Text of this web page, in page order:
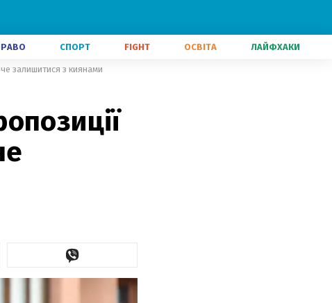
СПОРТ FIGHT ОСВІТА ЛАЙФХАКИ
залишитися з киянами